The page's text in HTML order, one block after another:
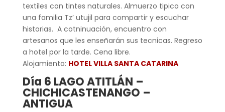
textiles con tintes naturales. Almuerzo tipico con
una familia Tz’ utujil para compartir y escuchar
historias. A cotninuación, encuentro con
artesanos que les enseñarán sus tecnicas. Regreso
a hotel por la tarde. Cena libre.
Alojamiento: HOTEL VILLA SANTA CATARINA
Día 6 LAGO ATITLÁN –
CHICHICASTENANGO –
ANTIGUA